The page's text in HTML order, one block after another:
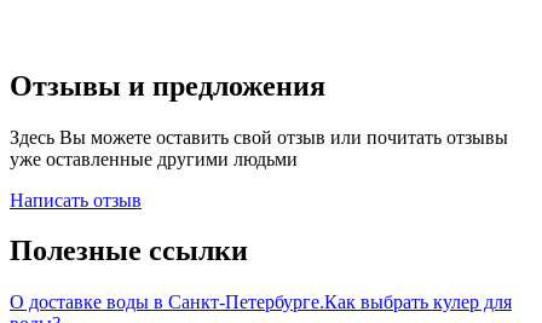
Отзывы и предложения
Здесь Вы можете оставить свой отзыв или почитать отзывы
уже оставленные другими людьми
Написать отзыв
Полезные ссылки
О доставке воды в Санкт-Петербурге.Как выбрать кулер для